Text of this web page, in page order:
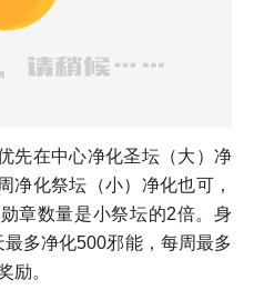
先在中心净化圣坛（大）净
净化祭坛（小）净化也可，
章数量是小祭坛的2倍。身
多净化500邪能，每周最多
励。